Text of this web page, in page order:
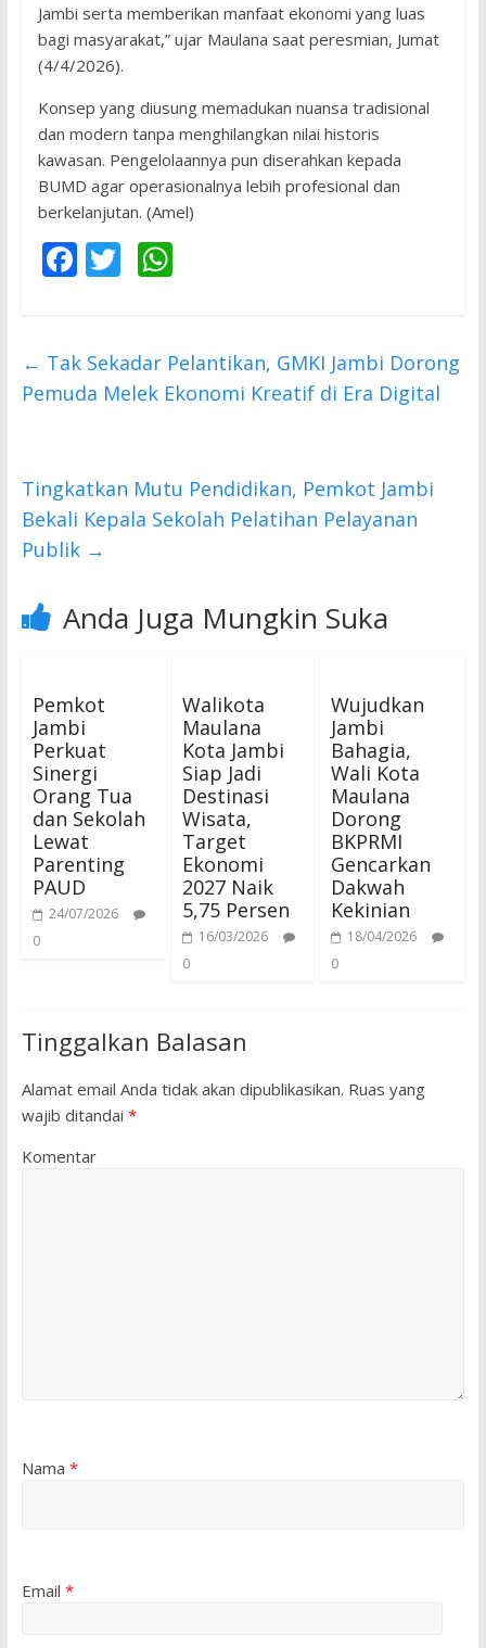
Jambi serta memberikan manfaat ekonomi yang luas
bagi masyarakat,” ujar Maulana saat peresmian, Jumat
(4/4/2026).
​Konsep yang diusung memadukan nuansa tradisional
dan modern tanpa menghilangkan nilai historis
kawasan. Pengelolaannya pun diserahkan kepada
BUMD agar operasionalnya lebih profesional dan
berkelanjutan. (Amel)
F
b
o
T
er
W
s
A
← Tak Sekadar Pelantikan, GMKI Jambi Dorong
Pemuda Melek Ekonomi Kreatif di Era Digital
Tingkatkan Mutu Pendidikan, Pemkot Jambi
Bekali Kepala Sekolah Pelatihan Pelayanan
Publik →
Anda Juga Mungkin Suka
Pemkot
Jambi
Perkuat
Sinergi
Orang Tua
dan Sekolah
Lewat
Parenting
PAUD
24/07/2026
0
Walikota
Maulana
Kota Jambi
Siap Jadi
Destinasi
Wisata,
Target
Ekonomi
2027 Naik
5,75 Persen
16/03/2026
0
Wujudkan
Jambi
Bahagia,
Wali Kota
Maulana
Dorong
BKPRMI
Gencarkan
Dakwah
Kekinian
18/04/2026
0
Tinggalkan Balasan
Alamat email Anda tidak akan dipublikasikan. Ruas yang
wajib ditandai *
Komentar
Nama *
Email *